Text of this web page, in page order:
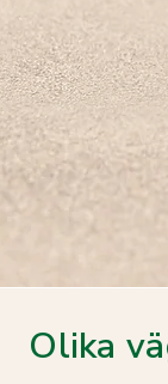
Olika